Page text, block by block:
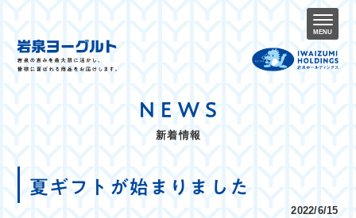
MENU
NEWS
新着情報
夏ギフトが始まりました
2022/6/15